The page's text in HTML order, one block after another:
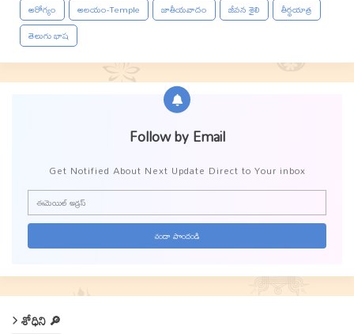
ఆరోగ్యం
ఆలయం-Temple జాతీయవాదం జీవన శైలి
తీర్థయాత్ర
తెలుగు భాష
Follow by Email
Get Notified About Next Update Direct to Your inbox
శోధిని 🔎